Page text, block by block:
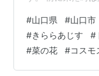
があれば菜の花や
たらいいな。 行
SNSと応援支援フ
ブログ 携帯 イン
#山口県 #山口市
#きららあじす⁡ #
#菜の花 #コスモ